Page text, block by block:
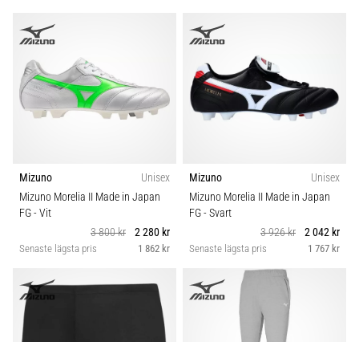
Mizuno
Unisex
Mizuno Morelia II Made in Japan
FG- Vit
3 800 kr
2 280 kr
Senaste lägsta pris 1 862 kr
Mizuno
Unisex
Mizuno Morelia II Made in Japan
FG- Svart
3 926 kr
2 042 kr
Senaste lägsta pris 1 767 kr